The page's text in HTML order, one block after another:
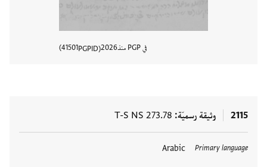
في PGP منذ 2026
PGPID
41501
2115 وثيقة رسميّة T-S NS 273.78
Primary language
Arabic